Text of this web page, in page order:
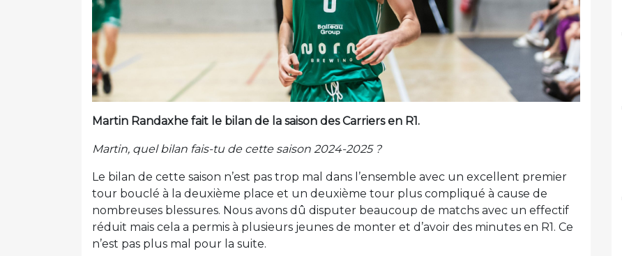
Martin Randaxhe fait le bilan de la saison des Carriers en R1.
Martin, quel bilan fais-tu de cette saison 2024-2025 ?
Le bilan de cette saison n’est pas trop mal dans l’ensemble avec un excellent premier
tour bouclé à la deuxième place et un deuxième tour plus compliqué à cause de
nombreuses blessures. Nous avons dû disputer beaucoup de matchs avec un effectif
réduit mais cela a permis à plusieurs jeunes de monter et d’avoir des minutes en R1. Ce
n’est pas plus mal pour la suite.